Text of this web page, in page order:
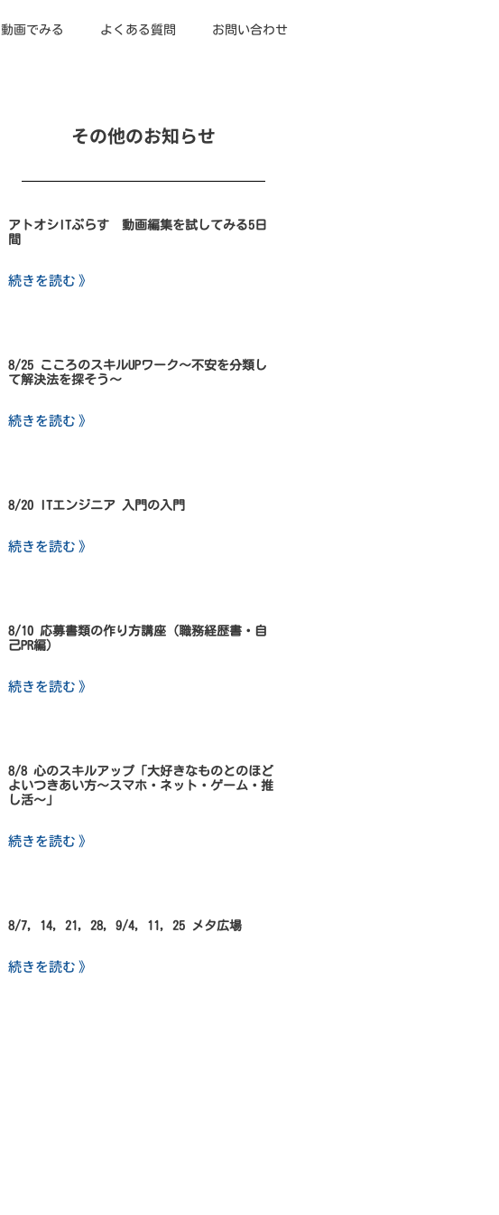
動画でみる よくある質問 お問い合わせ
その他のお知らせ
アトオシITぷらす 動画編集を試してみる5日
間
続きを読む 》
8/25 こころのスキルUPワーク～不安を分類し
て解決法を探そう～
続きを読む 》
8/20 ITエンジニア 入門の入門
続きを読む 》
8/10 応募書類の作り方講座（職務経歴書・自
己PR編）
続きを読む 》
8/8 心のスキルアップ「大好きなものとのほど
よいつきあい方～スマホ・ネット・ゲーム・推
し活～」
続きを読む 》
8/7, 14, 21, 28, 9/4, 11, 25 メタ広場
続きを読む 》